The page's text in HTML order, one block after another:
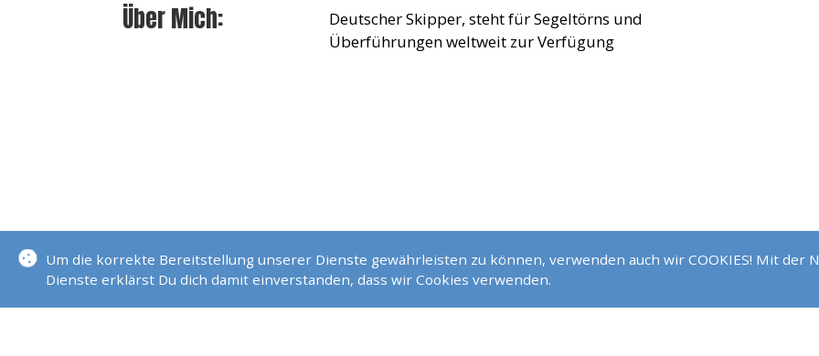
Über Mich:
Deutscher Skipper, steht für Segeltörns und
Überführungen weltweit zur Verfügung
NOCH FRAGEN?
Um die korrekte Bereitstellung unserer Dienste gewährleisten zu können, verwenden auch wir COOKIES! Mit der
Dienste erklärst Du dich damit einverstanden, dass wir Cookies verwenden.